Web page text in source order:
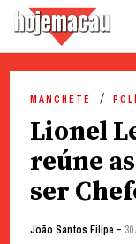
content
MANCHETE
Lionel
reúne
ser
João Santos Filipe -